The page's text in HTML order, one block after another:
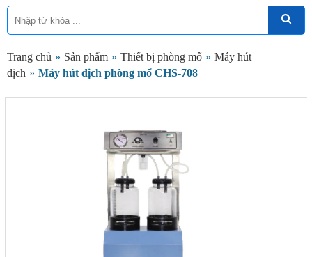
Trang chủ » Sản phẩm » Thiết bị phòng mổ » Máy hút
dịch » Máy hút dịch phòng mổ CHS-708